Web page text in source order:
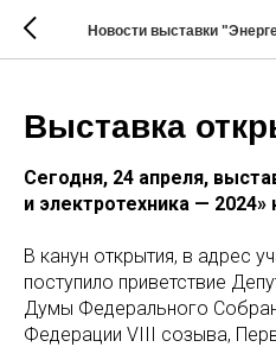
Новости выставки
Выставка
Сегодня, 24 апреля,
и электротехника —
В канун открытия, в адрес
поступило приветствие
Думы Федерального
Федерации VIII созыва,